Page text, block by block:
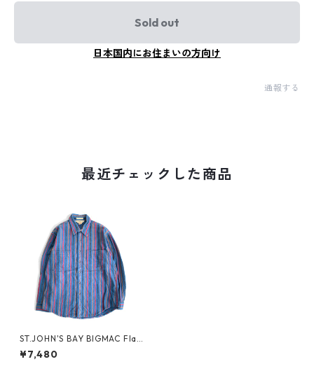
Sold out
日本国内にお住まいの方向け
通報する
最近チェックした商品
ST.JOHN'S BAY BIGMAC Flan
nel Shirt Stripe
¥7,480